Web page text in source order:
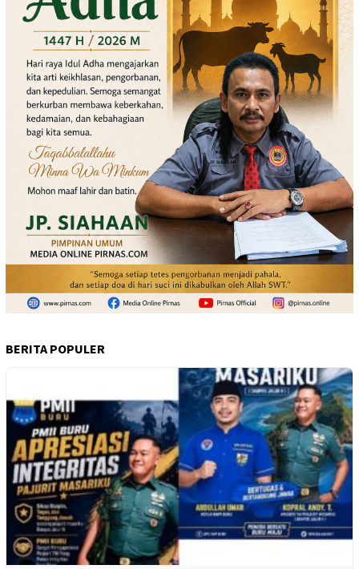
BERITA POPULER